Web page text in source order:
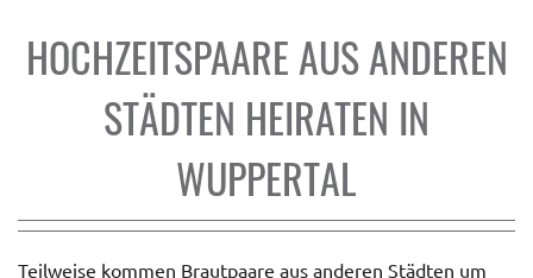
HOCHZEITSPAARE AUS ANDEREN
STÄDTEN HEIRATEN IN
WUPPERTAL
Teilweise kommen Brautpaare aus anderen Städten um